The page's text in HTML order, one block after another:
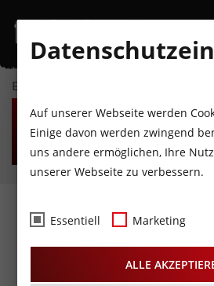
EVENTKALENDER
SO
9
AUGUST
MO
10
AUGUST
DI
11
AUGUST
NIGHT OF
25.02.2026 -
Auf unserer Webseite werden
Einige davon werden zwingend
uns andere ermöglichen, Ihre
unserer Webseite zu verbessern.
Essentiell Marketing
ALLE